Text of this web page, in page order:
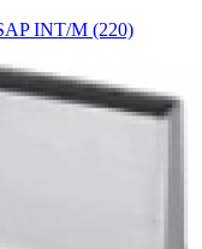
INT/M (220)